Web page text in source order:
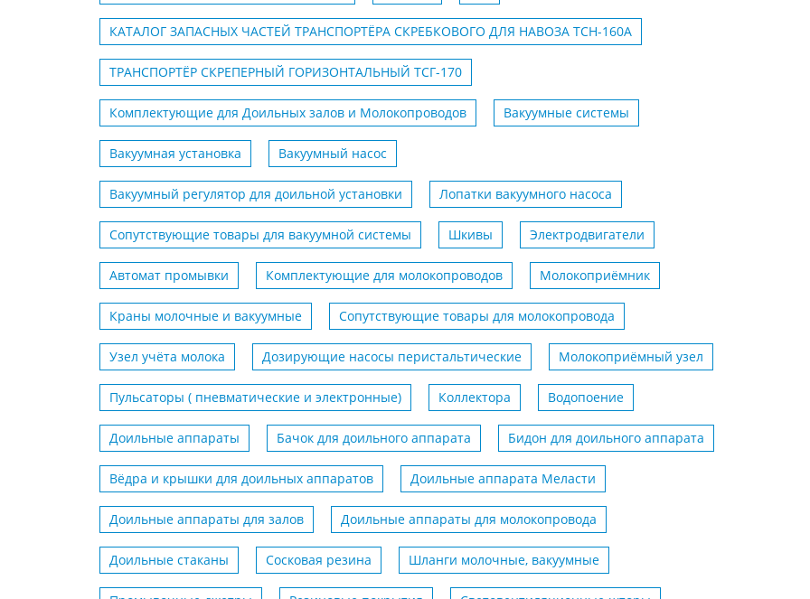
КАТАЛОГ ЗАПАСНЫХ ЧАСТЕЙ ТРАНСПОРТЁРА СКРЕБКОВОГО ДЛЯ НАВОЗА ТСН-160А
ТРАНСПОРТЁР СКРЕПЕРНЫЙ ГОРИЗОНТАЛЬНЫЙ ТСГ-170
Комплектующие для Доильных залов и Молокопроводов Вакуумные системы
Вакуумная установка Вакуумный насос
Вакуумный регулятор для доильной установки Лопатки вакуумного насоса
Сопутствующие товары для вакуумной системы Шкивы Электродвигатели
Автомат промывки Комплектующие для молокопроводов Молокоприёмник
Краны молочные и вакуумные Сопутствующие товары для молокопровода
Узел учёта молока Дозирующие насосы перистальтические Молокоприёмный узел
Пульсаторы ( пневматические и электронные) Коллектора Водопоение
Доильные аппараты Бачок для доильного аппарата Бидон для доильного аппарата
Вёдра и крышки для доильных аппаратов Доильные аппарата Меласти
Доильные аппараты для залов Доильные аппараты для молокопровода
Доильные стаканы Сосковая резина Шланги молочные, вакуумные